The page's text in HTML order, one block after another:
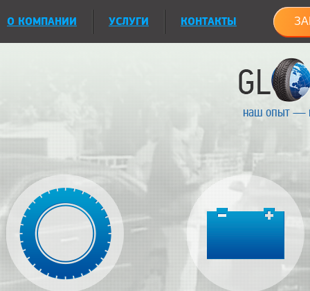
О КОМПАНИИ УСЛУГИ КОНТАКТЫ
наш опыт —